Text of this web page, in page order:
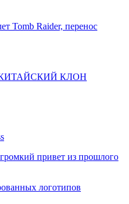
Tomb Raider, перенос
КЛОН
привет из прошлого
логотипов